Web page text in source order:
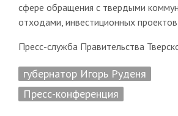
сфере обращения с твердыми
отходами, инвестиционных
Пресс-служба Правительства
губернатор Игорь Руденя
Пресс-конференция